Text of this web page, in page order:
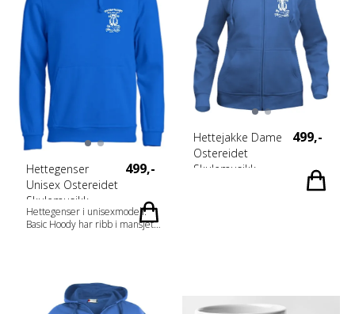
Hettegenser
Unisex Ostereidet
Skulemusikk
499,-
Hettegenser i unisexmodell.
Basic Hoody har ribb i mansjett
Materiale: 65 % Polyester, 35 %
Bomull (visibility yellow [11]
Hettejakke Dame
Ostereidet
Skulemusikk
499,-